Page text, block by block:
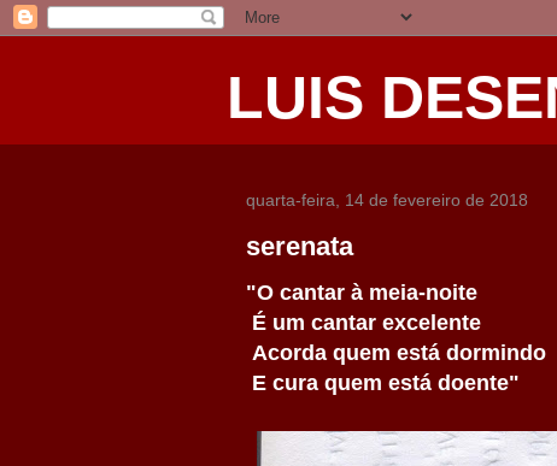
LUIS
quarta-feira, 14 de fevereiro de 2018
serenata
"O cantar à meia-noite
É um cantar excelente
Acorda quem está dormindo
E cura quem está doente"